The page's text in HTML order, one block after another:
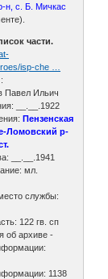
н, с. Б. Мичкас
части.
isp-che …
:
Павел Ильич
__.__.1922
Пензенская
Ломовский р-
__.__.1941
мл.
службы:
122 гв. сп
об архиве -
1138